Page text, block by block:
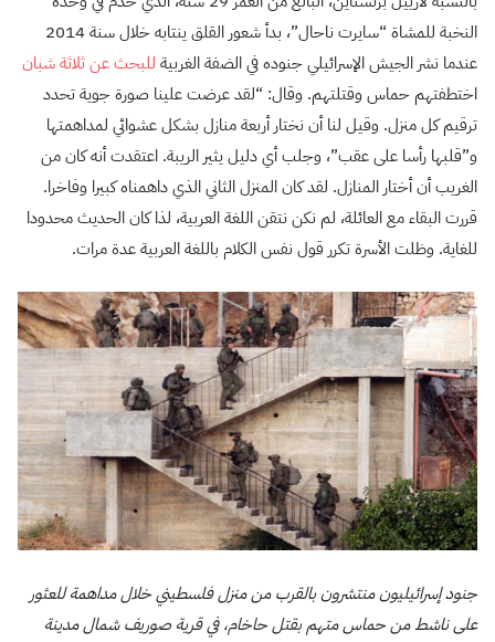
النخبة للمشاة “سايرت ناحال”، بدأ شعور القلق ينتابه خلال سنة 2014
عندما نشر الجيش الإسرائيلي جنوده في الضفة الغربية للبحث عن ثلاثة شبان
اختطفتهم حماس وقتلتهم. وقال: “لقد عرضت علينا صورة جوية تحدد
ترقيم كل منزل. وقيل لنا أن نختار أربعة منازل بشكل عشوائي لمداهمتها
و”قلبها رأسا على عقب”، وجلب أي دليل يثير الريبة. اعتقدت أنه كان من
الغريب أن أختار المنازل. لقد كان المنزل الثاني الذي داهمناه كبيرا وفاخرا.
قررت البقاء مع العائلة، لم نكن نتقن اللغة العربية، لذا كان الحديث محدودا
للغاية. وظلت الأسرة تكرر قول نفس الكلام باللغة العربية عدة مرات.
جنود إسرائيليون منتشرون بالقرب من منزل فلسطيني خلال مداهمة للعثور
على ناشط من حماس متهم بقتل حاخام، في قرية صوريف شمال مدينة